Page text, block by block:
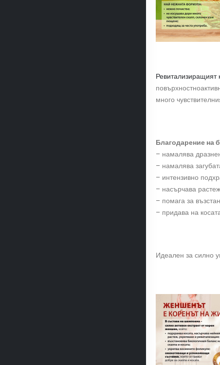
много
Благодарение на
– намалява
– намалява
– интензивно
– насърчава
– помага за
– придава на
Идеален за силно